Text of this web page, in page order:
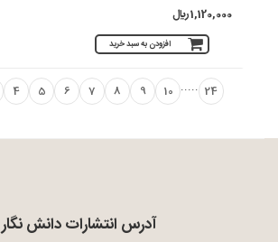
1,120,000 ريال
افزودن به سبد خرید
4 5 6 7 8 9 10 ..... 24
آدرس انتشارات دانش نگار